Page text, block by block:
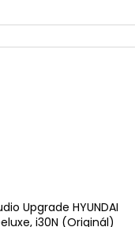
Upgrade HYUNDAI
i30N (Originál)